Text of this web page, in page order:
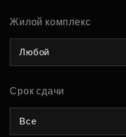
Жилой комплекс
Любой
Срок сдачи
Все